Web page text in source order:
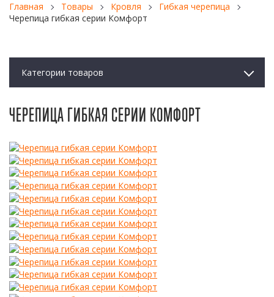
Главная Товары Кровля
Гибкая черепица
Черепица гибкая серии Комфорт
Категории товаров
ЧЕРЕПИЦА ГИБКАЯ СЕРИИ КОМФОРТ